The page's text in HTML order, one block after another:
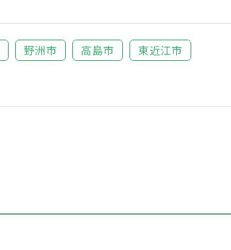
野洲市 高島市 東近江市